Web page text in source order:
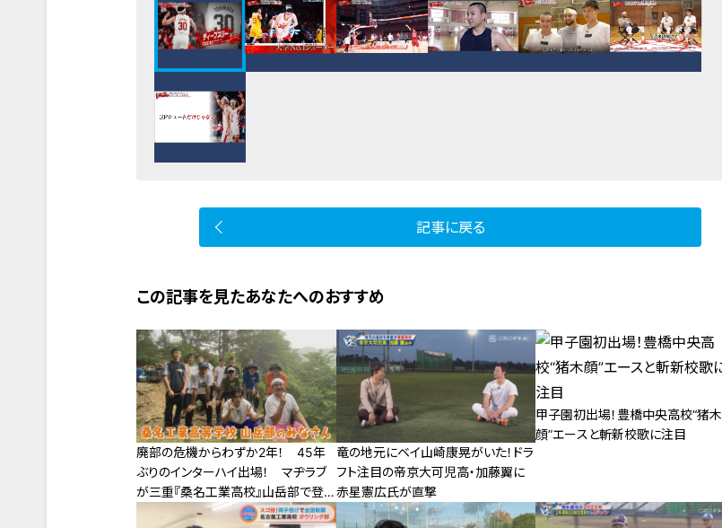
記事に戻る
この記事を見たあなたへのおすすめ
廃部の危機からわずか2年！ 45年
ぶりのインターハイ出場！ マヂラブ
が三重『桑名工業高校』山岳部で登
山の魅力を探る！
竜の地元にベイ山崎康晃がいた！ドラ
フト注目の帝京大可児高・加藤翼に
赤星憲広氏が直撃
甲子園初出場！豊橋中央高校“猪木
顔”エースと斬新校歌に注目